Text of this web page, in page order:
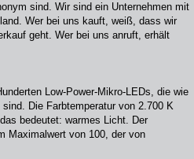
sind. Wir sind ein Unternehmen mit
Wer bei uns kauft, weiß, dass wir
geht. Wer bei uns anruft, erhält
Low-Power-Mikro-LEDs, die wie
Die Farbtemperatur von 2.700 K
bedeutet: warmes Licht. Der
Maximalwert von 100, der von